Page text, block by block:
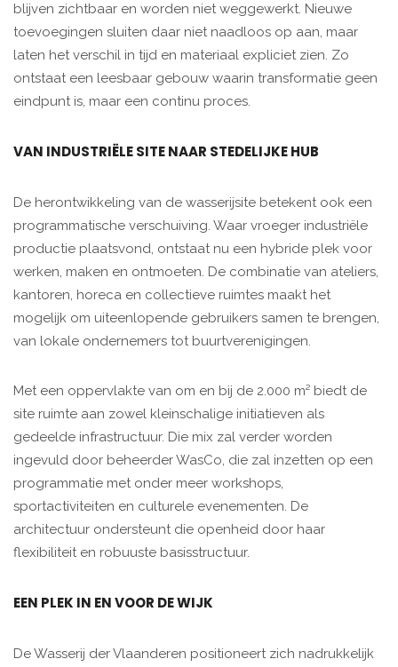
blijven zichtbaar en worden niet weggewerkt. Nieuwe
toevoegingen sluiten daar niet naadloos op aan, maar
laten het verschil in tijd en materiaal expliciet zien. Zo
ontstaat een leesbaar gebouw waarin transformatie geen
eindpunt is, maar een continu proces.
VAN INDUSTRIËLE SITE NAAR STEDELIJKE HUB
De herontwikkeling van de wasserijsite betekent ook een
programmatische verschuiving. Waar vroeger industriële
productie plaatsvond, ontstaat nu een hybride plek voor
werken, maken en ontmoeten. De combinatie van ateliers,
kantoren, horeca en collectieve ruimtes maakt het
mogelijk om uiteenlopende gebruikers samen te brengen,
van lokale ondernemers tot buurtverenigingen.
Met een oppervlakte van om en bij de 2.000 m² biedt de
site ruimte aan zowel kleinschalige initiatieven als
gedeelde infrastructuur. Die mix zal verder worden
ingevuld door beheerder WasCo, die zal inzetten op een
programmatie met onder meer workshops,
sportactiviteiten en culturele evenementen. De
architectuur ondersteunt die openheid door haar
flexibiliteit en robuuste basisstructuur.
EEN PLEK IN EN VOOR DE WIJK
De Wasserij der Vlaanderen positioneert zich nadrukkelijk